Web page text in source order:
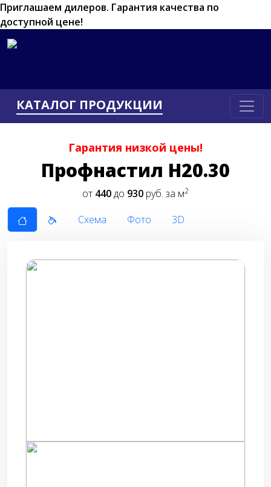
Приглашаем дилеров. Гарантия качества по
доступной цене!
КАТАЛОГ ПРОДУКЦИИ
Гарантия низкой цены!
Профнастил Н20.30
от 440до 930 руб. за м2
Схема Фото 3D